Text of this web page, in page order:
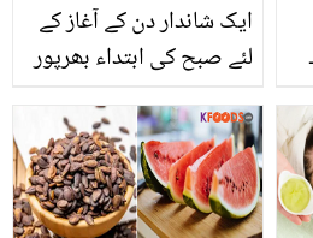
ایک شاندار دن کے آغاز کے
لئے صبح کی ابتداء بھرپور
طریقے سے کریں ۔۔ کیونکہ
زندگی اللہ کی دی ہوئی
بہترین نعمت ہے